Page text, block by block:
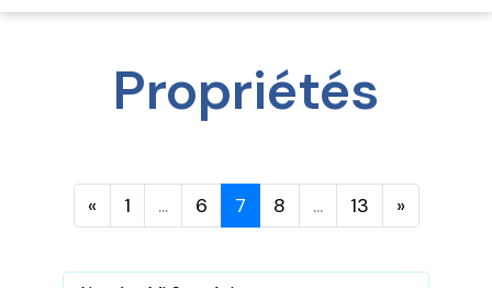
Propriétés
« 1 ... 6 7 8 ... 13 »